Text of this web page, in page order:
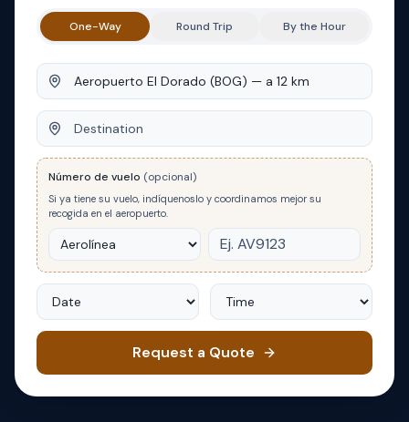
One-Way Round Trip By the Hour
Origin
Destination
Número de vuelo (opcional)
Si ya tiene su vuelo, indíquenoslo y coordinamos mejor su
recogida en el aeropuerto.
Date Time
Request a Quote